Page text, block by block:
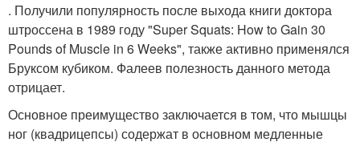
. Получили популярность после выхода книги доктора
штроссена в 1989 году "Super Squats: How to Gain 30
Pounds of Muscle in 6 Weeks", также активно применялся
Бруксом кубиком. Фалеев полезность данного метода
отрицает.
Основное преимущество заключается в том, что мышцы
ног (квадрицепсы) содержат в основном медленные